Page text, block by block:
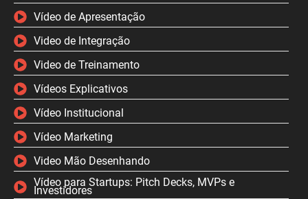
Vídeo de Apresentação
Video de Integração
Video de Treinamento
Vídeos Explicativos
Vídeo Institucional
Vídeo Marketing
Video Mão Desenhando
Vídeo para Startups: Pitch Decks, MVPs e
Investidores